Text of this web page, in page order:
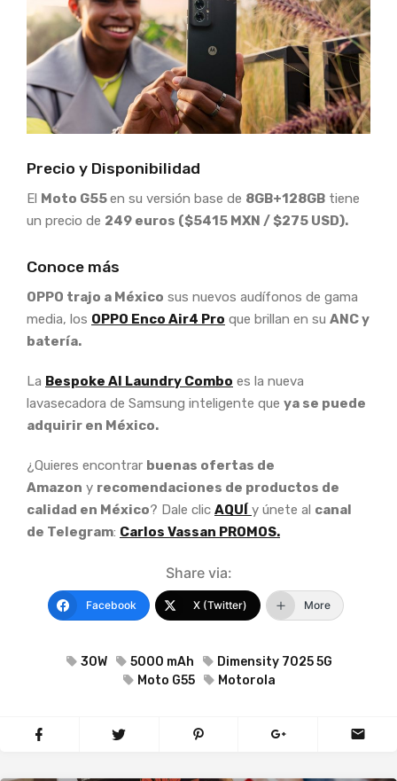
Precio y Disponibilidad
El Moto G55en su versión base de 8GB+128GB tiene
un precio de 249 euros ($5415 MXN / $275 USD).
Conoce más
OPPO trajo a México sus nuevos audífonos de gama
media, los OPPO Enco Air4 Pro que brillan en su ANC y
batería.
La Bespoke AI Laundry Combo es la nueva
lavasecadora de Samsung inteligente que ya se puede
adquirir en México.
¿Quieres encontrar buenas ofertas de
Amazon y recomendaciones de productos de
calidad en México? Dale clic AQUÍ y únete al canal
de Telegram: Carlos Vassan PROMOS.
Share via:
Facebook X (Twitter) More
30W 5000 mAh
Dimensity 7025 5G
Moto G55
Motorola